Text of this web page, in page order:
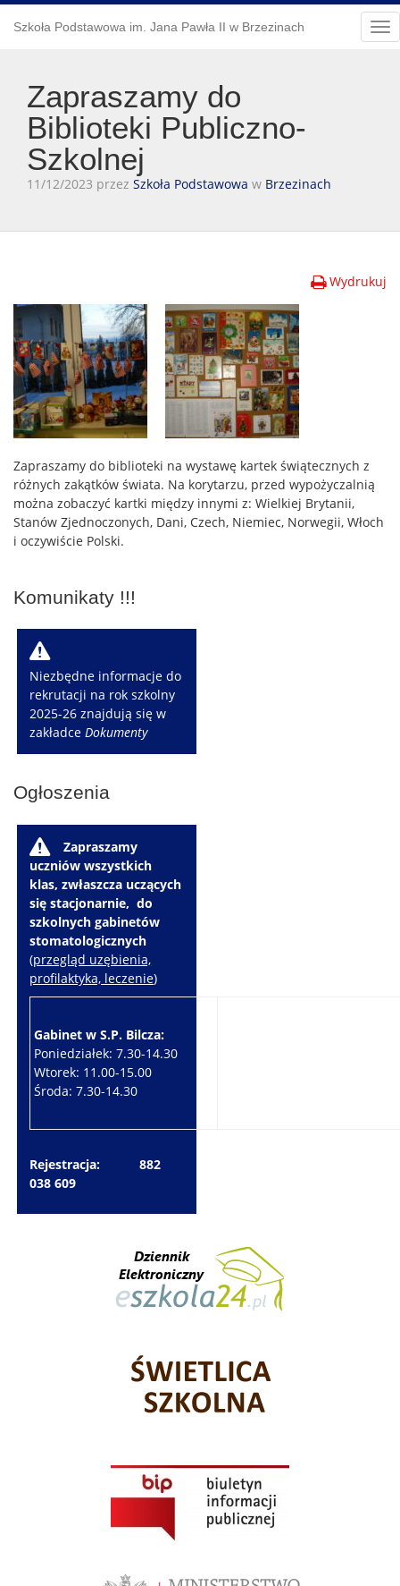
Szkoła Podstawowa im. Jana Pawła II w Brzezinach
Zapraszamy do
Biblioteki Publiczno-
Szkolnej
11/12/2023 przez Szkoła Podstawowa w Brzezinach
Wydrukuj
Zapraszamy do biblioteki na wystawę kartek świątecznych z
różnych zakątków świata. Na korytarzu, przed wypożyczalnią
można zobaczyć kartki między innymi z: Wielkiej Brytanii,
Stanów Zjednoczonych, Dani, Czech, Niemiec, Norwegii, Włoch
i oczywiście Polski.
Komunikaty !!!
W
Niezbędne informacje do
rekrutacji na rok szkolny
2025-26 znajdują się w
zakładceDokumenty
Ogłoszenia
W
Zapraszamy
uczniów wszystkich
klas, zwłaszcza uczących
się stacjonarnie, do
szkolnych gabinetów
stomatologicznych
(przegląd uzębienia,
profilaktyka, leczenie)
Gabinet w S.P. Bilcza:
Poniedziałek: 7.30-14.30
Wtorek: 11.00-15.00
Środa: 7.30-14.30
Rejestracja: 882
038 609